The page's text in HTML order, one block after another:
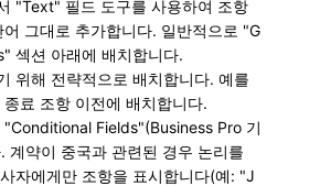
"Text" 필드 도구를 사용하여 조항
그대로 추가합니다. 일반적으로 "G
섹션 아래에 배치합니다.
위해 전략적으로 배치합니다. 예를
료 조항 이전에 배치합니다.
"Conditional Fields"(Business Pro 기
계약이 중국과 관련된 경우 논리를
자에게만 조항을 표시합니다(예: "J